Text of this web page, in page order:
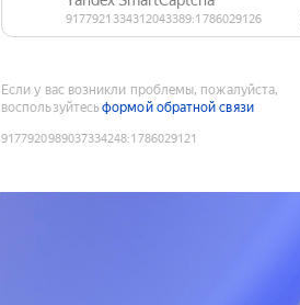
Если у вас возникли проблемы, пожалуйста,
воспользуйтесьформой обратной связи
9177920989037334248:1786029121